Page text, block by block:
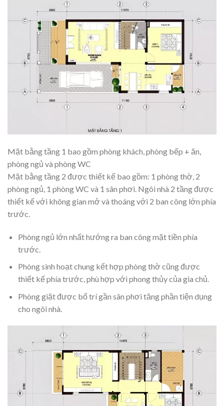
Mặt bằng tầng 1 bao gồm phòng khách, phòng bếp + ăn,
phòng ngủ và phòng WC
Mặt bằng tầng 2 được thiết kế bao gồm: 1 phòng thờ, 2
phòng ngủ, 1 phòng WC và 1 sân phơi. Ngôi nhà 2 tầng được
thiết kế với không gian mở và thoáng với 2 ban công lớn phía
trước.
Phòng ngủ lớn nhất hướng ra ban công mặt tiền phía
trước.
Phòng sinh hoạt chung kết hợp phòng thờ cũng được
thiết kế phía trước, phù hợp với phong thủy của gia chủ.
Phòng giặt được bố trí gần sân phơi tăng phần tiện dụng
cho ngôi nhà.